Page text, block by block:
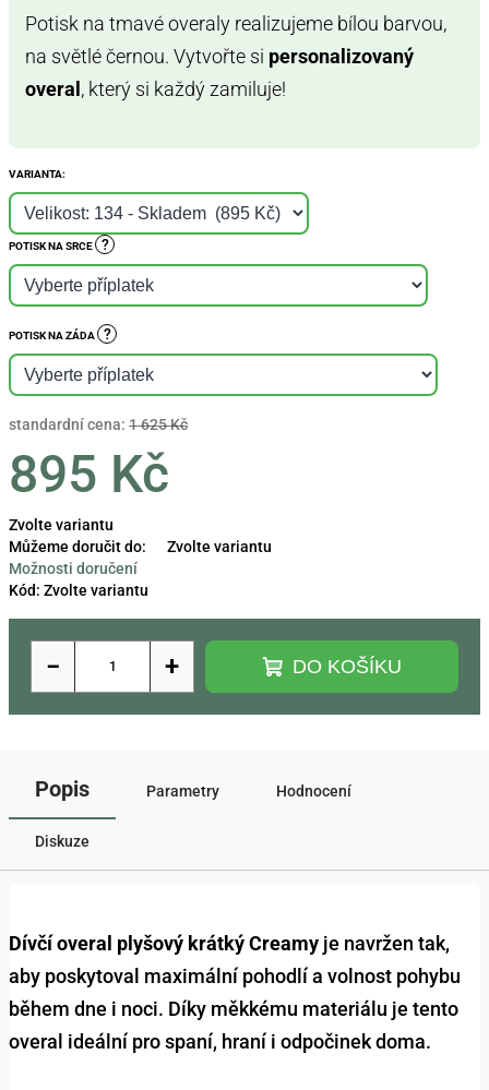
Potisk na tmavé overaly realizujeme bílou barvou,
na světlé černou. Vytvořte si personalizovaný
overal , který si každý zamiluje!
VARIANTA:
POTISK NA SRCE ?
POTISK NA ZÁDA ?
standardní cena: 1 625 Kč
895 Kč
Měrná
cena:
Zvolte variantu
Můžeme doručit do:
Zvolte variantu
Možnosti doručení
Kód: Zvolte variantu
+
− DO KOŠÍKU
Popis Parametry Hodnocení
Diskuze
Dívčí overal plyšový krátký Creamy je navržen tak,
aby poskytoval maximální pohodlí a volnost pohybu
během dne i noci. Díky měkkému materiálu je tento
overal ideální pro spaní, hraní i odpočinek doma.